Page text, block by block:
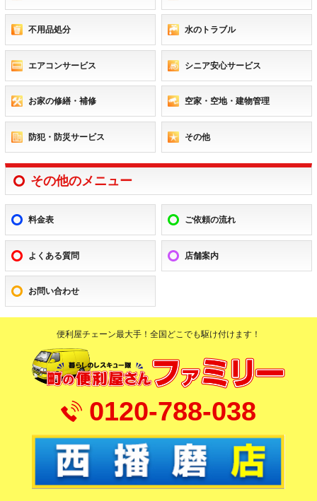
不用品処分 水のトラブル
エアコンサービス シニア安心サービス
お家の修繕・補修 空家・空地・建物管理
防犯・防災サービス その他
その他のメニュー
料金表 ご依頼の流れ
よくある質問 店舗案内
お問い合わせ
便利屋チェーン最大手！全国どこでも駆け付けます！
0120-788-038